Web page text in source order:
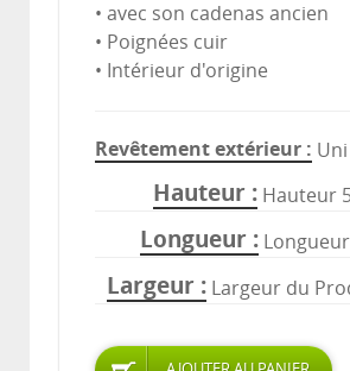
• avec son cadenas ancien
• Poignées cuir
• Intérieur d'origine
Revêtement extérieur Uni
Hauteur Hauteur
Longueur
Largeur Largeur du